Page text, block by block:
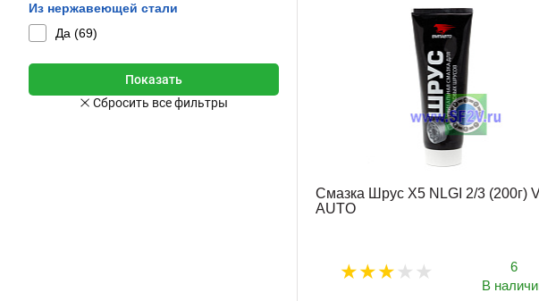
Из нержавеющей стали
Да (69)
Смазка Шрус X5 NLGI 2/3 (200г)
AUTO
6
В